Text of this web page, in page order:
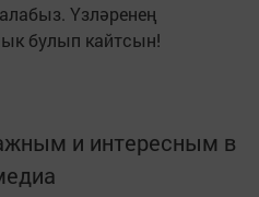
Үзләренең
булып кайтсын!
и интересным в